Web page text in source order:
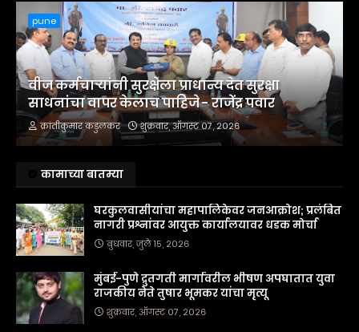
pune
वीज कर्मचाऱ्यांनी सुरक्षेला प्राधान्य देत सुरक्षा
साधनांचा वापर केलाच पाहिजे - राजेंद्र पवार
क्रांतीकुमार कडुलकर शुक्रवार, ऑगस्ट ०७, २०२६
कामाच्या बातम्या
घरकुलवासीयांचा महापालिकेवर जनआक्रोश; प्रलंबित
नागरी प्रश्नांवर आयुक्त कार्यालयावर धडक मोर्चा
बुधवार, जुलै १५, २०२६
मुंबई-पुणे द्रुतगती मार्गावरील भीषण अपघातात युवा
राजकीय नेते तुषार भूमकर यांचा मृत्यू
शुक्रवार, ऑगस्ट ०७, २०२६